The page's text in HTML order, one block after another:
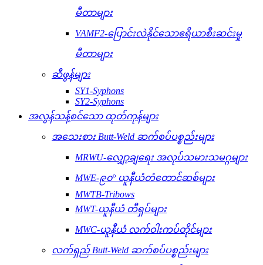
မီတာများ
VAMF2-ပြောင်းလဲနိုင်သောဧရိယာစီးဆင်းမှု
မီတာများ
ဆီဖွန်များ
SY1-Syphons
SY2-Syphons
အလွန်သန့်စင်သော ထုတ်ကုန်များ
အသေးစား Butt-Weld ဆက်စပ်ပစ္စည်းများ
MRWU-လျှော့ချရေး အလုပ်သမားသမဂ္ဂများ
MWE-၉၀° ယူနီယံတံတောင်ဆစ်များ
MWTB-Tribows
MWT-ယူနီယံ တီရှပ်များ
MWC-ယူနီယံ လက်ဝါးကပ်တိုင်များ
လက်ရှည် Butt-Weld ဆက်စပ်ပစ္စည်းများ